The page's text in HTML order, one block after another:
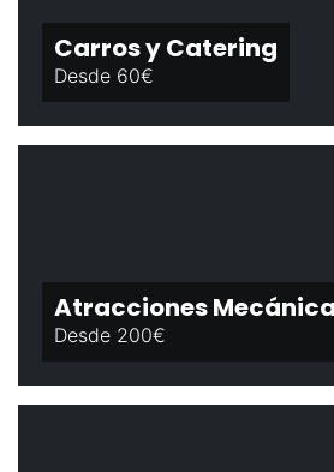
Carros y Catering
Desde 60€
Atracciones
Desde 200€